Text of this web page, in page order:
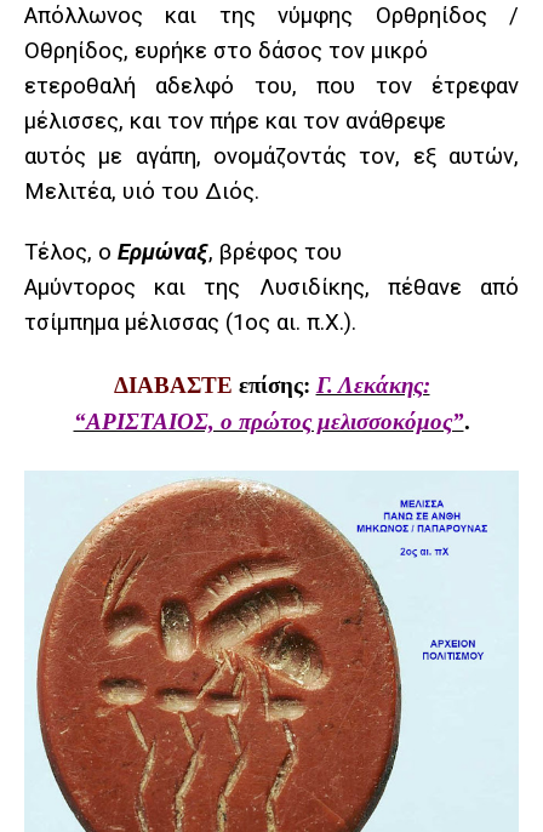
Απόλλωνος και της νύμφης Ορθρηίδος /
Οθρηίδος, ευρήκε στο δάσος τον μικρό
ετεροθαλή αδελφό του, που τον έτρεφαν
μέλισσες, και τον πήρε και τον ανάθρεψε
αυτός με αγάπη, ονομάζοντάς τον, εξ αυτών,
Μελιτέα, υιό του Διός.
Τέλος, ο Ερμώναξ, βρέφος του
Αμύντορος και της Λυσιδίκης, πέθανε από
τσίμπημα μέλισσας (1ος αι. π.Χ.).
ΔΙΑΒΑΣΤΕ επίσης: Γ. Λεκάκης:
“ΑΡΙΣΤΑΙΟΣ, ο πρώτος μελισσοκόμος”.